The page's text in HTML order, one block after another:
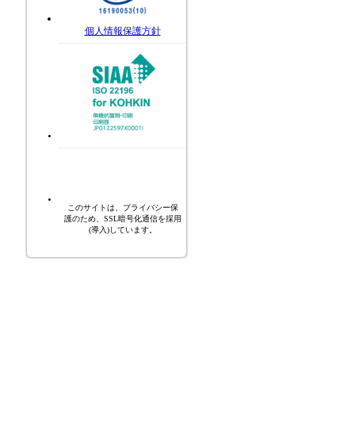
個人情報保護方針
このサイトは、プライバシー保
護のため、SSL暗号化通信を採用
(導入)しています。